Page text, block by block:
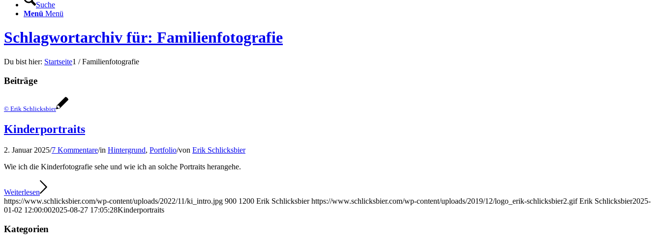
Suche
Menü Menü
Schlagwortarchiv für: Familienfotografie
Du bist hier: Startseite1 / Familienfotografie
Beiträge
© Erik Schlicksbier
Kinderportraits
2. Januar 2025/7 Kommentare/in Hintergrund, Portfolio/von Erik Schlicksbier
Wie ich die Kinderfotografie sehe und wie ich an solche Portraits herangehe.
Weiterlesen
https://www.schlicksbier.com/wp-content/uploads/2022/11/ki_intro.jpg 900 1200 Erik Schlicksbier https://www.schlicksbier.com/wp-content/uploads/2019/12/logo_erik-schlicksbier2.gif Erik Schlicksbier2025-
01-02 12:00:002025-08-27 17:05:28Kinderportraits
Kategorien